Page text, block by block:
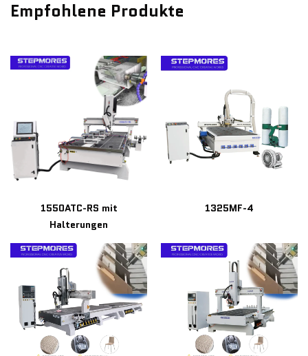
Empfohlene Produkte
1550ATC-RS mit
Halterungen
1325MF-4